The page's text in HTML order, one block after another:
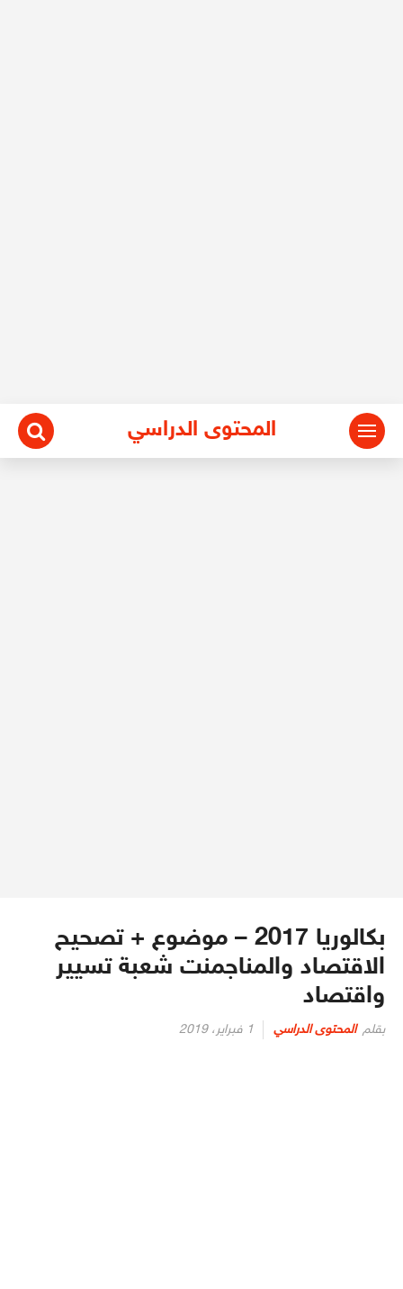
المحتوى الدراسي
بكالوريا 2017 – موضوع + تصحيح
الاقتصاد والمناجمنت شعبة تسيير
واقتصاد
بقلم المحتوى الدراسي 1 فبراير، 2019